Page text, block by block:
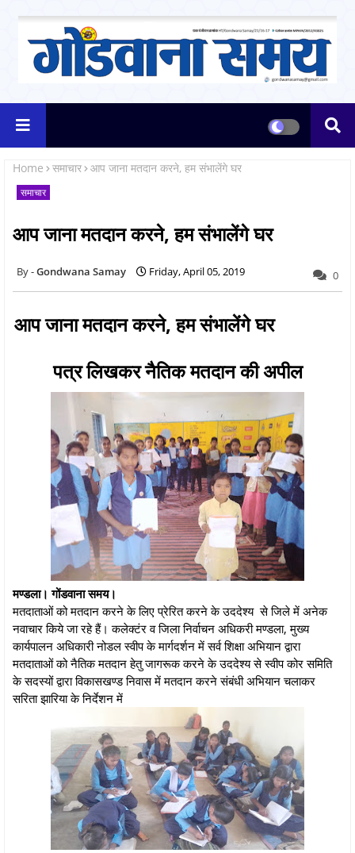
Home समाचार आप जाना मतदान करने, हम संभालेंगे घर
समाचार
आप जाना मतदान करने, हम संभालेंगे घर
Gondwana Samay Friday, April 05, 2019 0
आप जाना मतदान करने, हम संभालेंगे घर
पत्र लिखकर नैतिक मतदान की अपील
मण्डला। गोंडवाना समय।
मतदाताओं को मतदान करने के लिए प्रेरित करने के उददेश्य से जिले में अनेक
नवाचार किये जा रहे हैं। कलेक्टंर व जिला निर्वाचन अधिकरी मण्डला, मुख्य
कार्यपालन अधिकारी नोडल स्वीप के मार्गदर्शन में सर्व शिक्षा अभियान द्वारा
मतदाताओं को नैतिक मतदान हेतु जागरूक करने के उददेश्य से स्वीप कोर समिति
के सदस्यों द्वारा विकासखण्ड निवास में मतदान करने संबंधी अभियान चलाकर
सरिता झारिया के निर्देशन में